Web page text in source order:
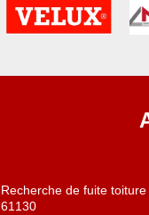
Recherche de fuite
61130